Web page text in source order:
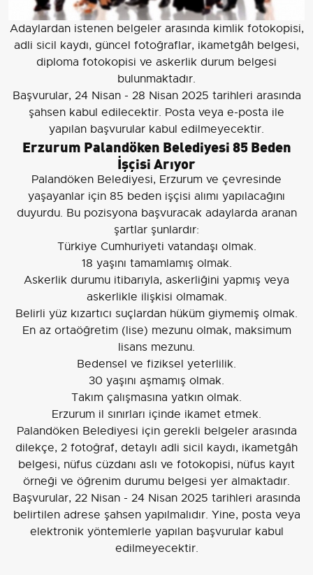
Adaylardan istenen belgeler arasında kimlik fotokopisi,
adli sicil kaydı, güncel fotoğraflar, ikametgâh belgesi,
diploma fotokopisi ve askerlik durum belgesi
bulunmaktadır.
Başvurular, 24 Nisan - 28 Nisan 2025 tarihleri arasında
şahsen kabul edilecektir. Posta veya e-posta ile
yapılan başvurular kabul edilmeyecektir.
Erzurum Palandöken Belediyesi 85 Beden
İşçisi Arıyor
Palandöken Belediyesi, Erzurum ve çevresinde
yaşayanlar için 85 beden işçisi alımı yapılacağını
duyurdu. Bu pozisyona başvuracak adaylarda aranan
şartlar şunlardır:
Türkiye Cumhuriyeti vatandaşı olmak.
18 yaşını tamamlamış olmak.
Askerlik durumu itibarıyla, askerliğini yapmış veya
askerlikle ilişkisi olmamak.
Belirli yüz kızartıcı suçlardan hüküm giymemiş olmak.
En az ortaöğretim (lise) mezunu olmak, maksimum
lisans mezunu.
Bedensel ve fiziksel yeterlilik.
30 yaşını aşmamış olmak.
Takım çalışmasına yatkın olmak.
Erzurum il sınırları içinde ikamet etmek.
Palandöken Belediyesi için gerekli belgeler arasında
dilekçe, 2 fotoğraf, detaylı adli sicil kaydı, ikametgâh
belgesi, nüfus cüzdanı aslı ve fotokopisi, nüfus kayıt
örneği ve öğrenim durumu belgesi yer almaktadır.
Başvurular, 22 Nisan - 24 Nisan 2025 tarihleri arasında
belirtilen adrese şahsen yapılmalıdır. Yine, posta veya
elektronik yöntemlerle yapılan başvurular kabul
edilmeyecektir.